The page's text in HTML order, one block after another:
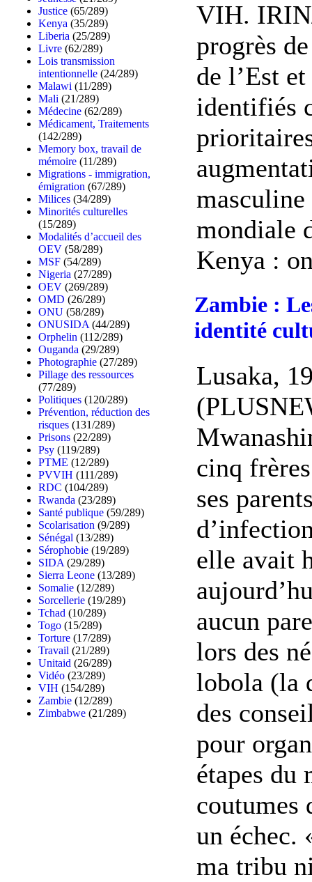
Justice (65/289)
Kenya (35/289)
Liberia (25/289)
Livre (62/289)
Lois transmission
intentionnelle (24/289)
Malawi (11/289)
Mali (21/289)
Médecine (62/289)
Médicament, Traitements
(142/289)
Memory box, travail de
mémoire (11/289)
Migrations - immigration,
émigration (67/289)
Milices (34/289)
Minorités culturelles
(15/289)
Modalités d’accueil des
OEV (58/289)
MSF (54/289)
Nigeria (27/289)
OEV (269/289)
OMD (26/289)
ONU (58/289)
ONUSIDA (44/289)
Orphelin (112/289)
Ouganda (29/289)
Photographie (27/289)
Pillage des ressources
(77/289)
Politiques (120/289)
Prévention, réduction des
risques (131/289)
Prisons (22/289)
Psy (119/289)
PTME (12/289)
PVVIH (111/289)
RDC (104/289)
Rwanda (23/289)
Santé publique (59/289)
Scolarisation (9/289)
Sénégal (13/289)
Sérophobie (19/289)
SIDA (29/289)
Sierra Leone (13/289)
Somalie (12/289)
Sorcellerie (19/289)
Tchad (10/289)
Togo (15/289)
Torture (17/289)
Travail (21/289)
Unitaid (26/289)
Vidéo (23/289)
VIH (154/289)
Zambie (12/289)
Zimbabwe (21/289)
VIH.
progrès
de l’Est
identifiés
mondiale
Kenya :
Zambie :
identité
Lusaka,
cinq
ses
elle avait
aucun
lors des
lobola (la
des
pour
étapes du
coutumes
un échec.
ma tribu